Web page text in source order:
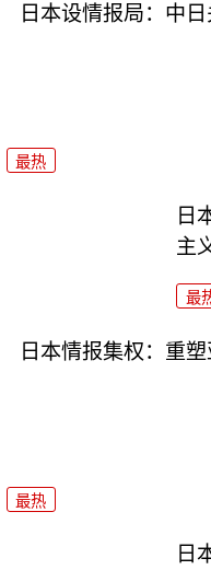
日本设情报局：中
最热
日
主
最
日本情报集权：重
最热
日